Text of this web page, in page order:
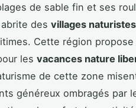
de sable fin et ses
des villages
Cette région
les vacances nature
de cette zone
généreux ombragés par